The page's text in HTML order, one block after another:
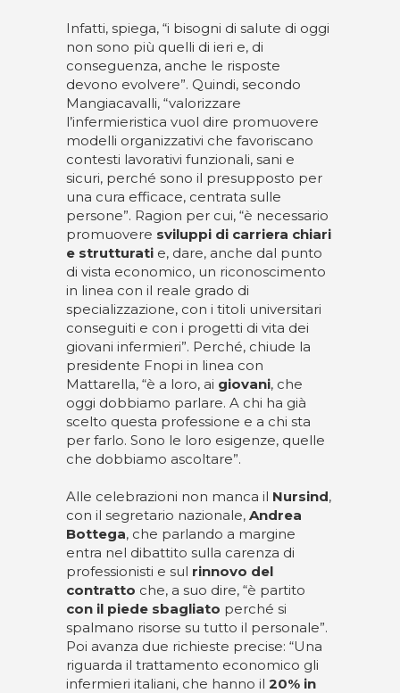
Infatti, spiega, “i bisogni di salute di oggi
non sono più quelli di ieri e, di
conseguenza, anche le risposte
devono evolvere”. Quindi, secondo
Mangiacavalli, “valorizzare
l’infermieristica vuol dire promuovere
modelli organizzativi che favoriscano
contesti lavorativi funzionali, sani e
sicuri, perché sono il presupposto per
una cura efficace, centrata sulle
persone”. Ragion per cui, “è necessario
promuovere sviluppi di carriera chiari
e strutturati e, dare, anche dal punto
di vista economico, un riconoscimento
in linea con il reale grado di
specializzazione, con i titoli universitari
conseguiti e con i progetti di vita dei
giovani infermieri”. Perché, chiude la
presidente Fnopi in linea con
Mattarella, “è a loro, ai giovani, che
oggi dobbiamo parlare. A chi ha già
scelto questa professione e a chi sta
per farlo. Sono le loro esigenze, quelle
che dobbiamo ascoltare”.
Alle celebrazioni non manca il Nursind,
con il segretario nazionale, Andrea
Bottega, che parlando a margine
entra nel dibattito sulla carenza di
professionisti e sul rinnovo del
contratto che, a suo dire, “è partito
con il piede sbagliato perché si
spalmano risorse su tutto il personale”.
Poi avanza due richieste precise: “Una
riguarda il trattamento economico gli
infermieri italiani, che hanno il 20% in